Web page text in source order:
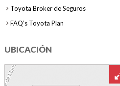
Toyota Broker de Seguros
FAQ’s Toyota Plan
UBICACIÓN